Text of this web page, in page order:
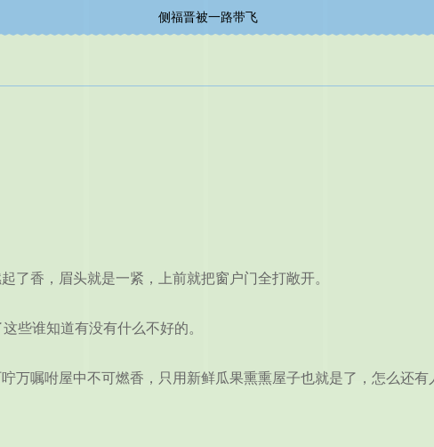
侧福晋被一路带飞
香，眉头就是一紧，上前就把窗户门全打敞开。
谁知道有没有什么不好的。
嘱咐屋中不可燃香，只用新鲜瓜果熏熏屋子也就是了，怎么还有